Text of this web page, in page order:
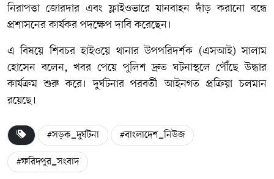
নিরাপত্তা জোরদার এবং ফ্লাইওভারে যানবাহন দাঁড় করানো বন্ধে
প্রশাসনের কার্যকর পদক্ষেপ দাবি করেছেন।
এ বিষয়ে শিবচর হাইওয়ে থানার উপপরিদর্শক (এসআই) সালাম
হোসেন বলেন, খবর পেয়ে পুলিশ দ্রুত ঘটনাস্থলে পৌঁছে উদ্ধার
কার্যক্রম শুরু করে। দুর্ঘটনার পরবর্তী আইনগত প্রক্রিয়া চলমান
রয়েছে।
#সড়ক_দুর্ঘটনা
#বাংলাদেশ_নিউজ
#ফরিদপুর_সংবাদ